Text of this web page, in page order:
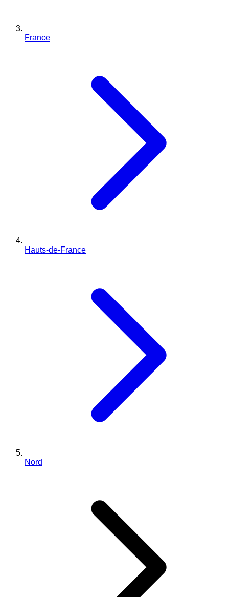
France
Hauts-de-France
Nord